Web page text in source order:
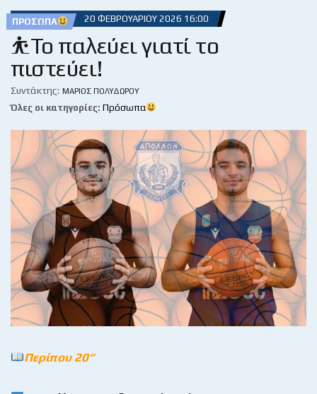
ΠΡΌΣΩΠΑ 20 ΦΕΒΡΟΥΑΡΊΟΥ 2026 16:00
⛹️Το παλεύει γιατί το
πιστεύει!
Συντάκτης: ΜΆΡΙΟΣ ΠΟΛΥΔΏΡΟΥ
Όλες οι κατηγορίες: Πρόσωπα
Περίπου 20“